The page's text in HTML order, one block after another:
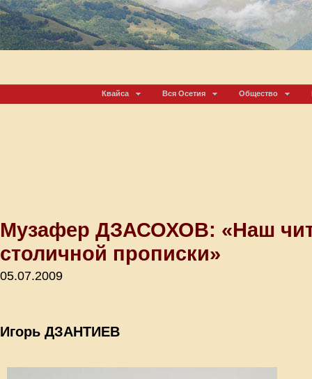
Квайса Вся Осетия Общество
Музафер ДЗАСОХОВ: «Наш
столичной прописки»
05.07.2009
Игорь ДЗАНТИЕВ